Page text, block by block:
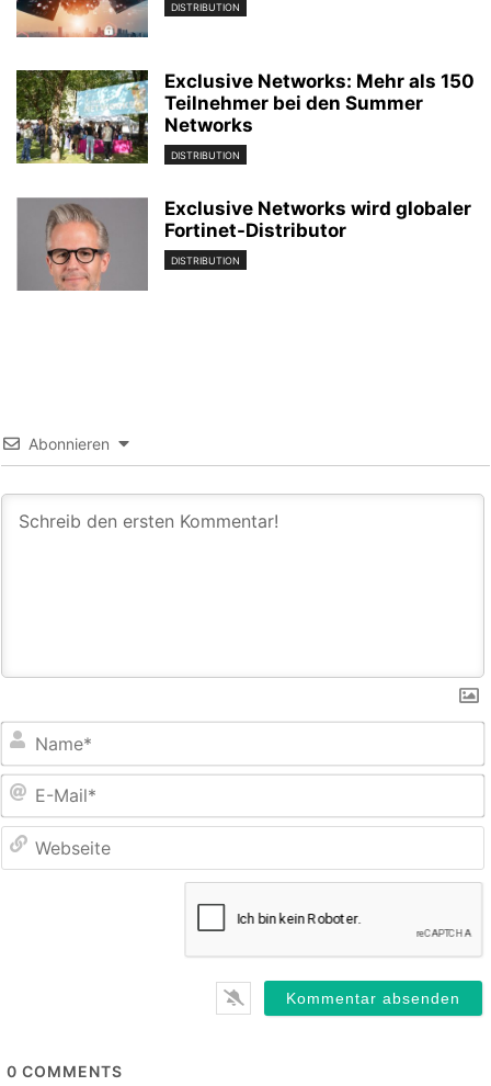
DISTRIBUTION
Exclusive Networks: Mehr als 150
Teilnehmer bei den Summer
Networks
DISTRIBUTION
Exclusive Networks wird globaler
Fortinet-Distributor
DISTRIBUTION
Abonnieren
0 COMMENTS